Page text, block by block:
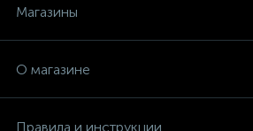
Магазины
О магазине
Правила и инструкции